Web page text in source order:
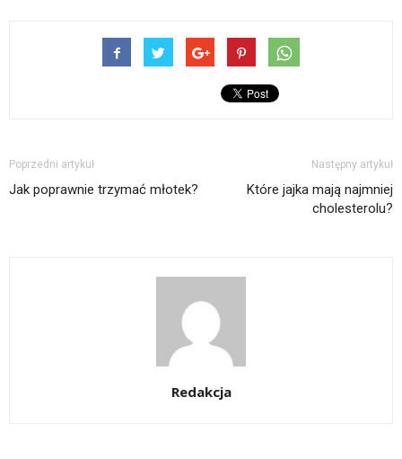
Poprzedni artykuł
Jak poprawnie trzymać młotek?
Następny artykuł
Które jajka mają najmniej
cholesterolu?
Redakcja